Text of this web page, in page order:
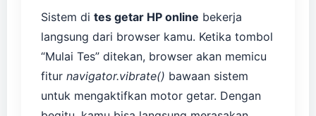
Sistem di tes getar HP online bekerja
langsung dari browser kamu. Ketika tombol
“Mulai Tes” ditekan, browser akan memicu
fitur navigator.vibrate() bawaan sistem
untuk mengaktifkan motor getar. Dengan